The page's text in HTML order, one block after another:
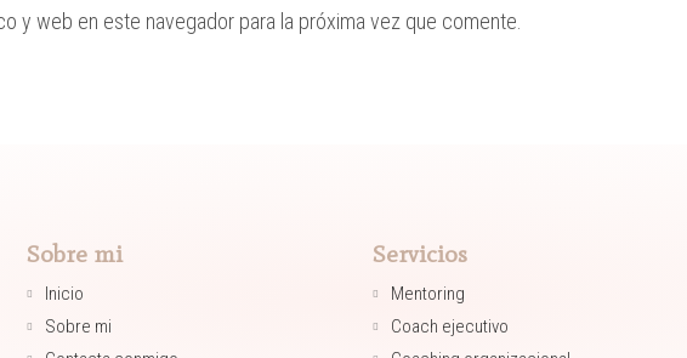
y web en este navegador para la próxima vez que comente.
Sobre mi
Inicio
Sobre mi
Servicios
Mentoring​
Coach ejecutivo​